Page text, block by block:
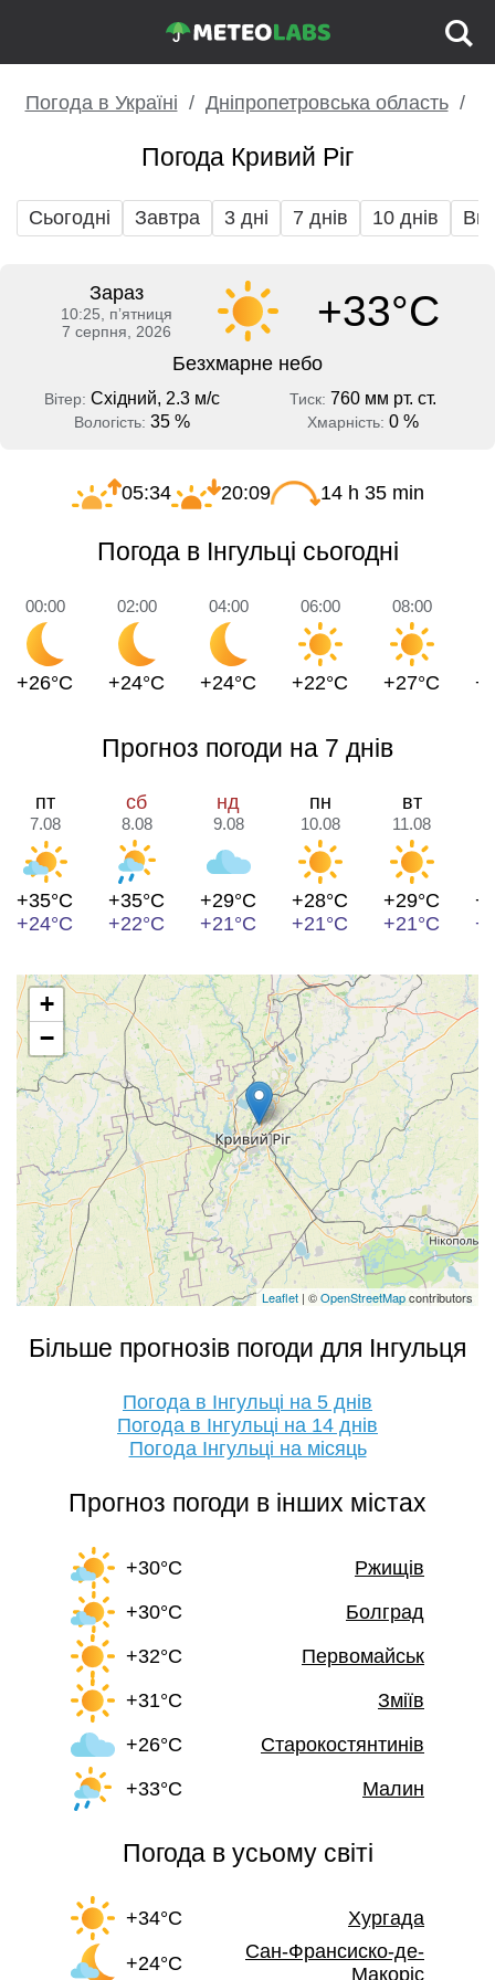
Погода в Україні Дніпропетровська область
Погода Кривий Ріг
Сьогодні Завтра 3 дні 7 днів 10 днів
Зараз
10:25, пʼятниця
7 серпня, 2026
+33°C
Безхмарне небо
Вітер: Східний, 2.3 м/с Тиск: 760 мм рт. ст.
Вологість: 35 % Хмарність: 0 %
05:34 20:09 14 h 35 min
Погода в Інгульці сьогодні
00:00
+26°C
02:00
+24°C
04:00
+24°C
06:00
+22°C
08:00
+27°C
Прогноз погоди на 7 днів
пт
7.08
+35°C
+24°C
сб
8.08
+35°C
+22°C
нд
9.08
+29°C
+21°C
пн
10.08
+28°C
+21°C
вт
11.08
+29°C
+21°C
+
−
Leaflet | ©OpenStreetMapcontributors
Більше прогнозів погоди для Інгульця
Погода в Інгульці на 5 днів
Погода в Інгульці на 14 днів
Погода Інгульці на місяць
Прогноз погоди в інших містах
+30°C
Ржищів
+30°C
Болград
+32°C
Первомайськ
+31°C
Зміїв
+26°C
Старокостянтинів
+33°C
Малин
Погода в усьому світі
+34°C Хургада
+24°C
Сан-Франсиско-де-
Макоріс